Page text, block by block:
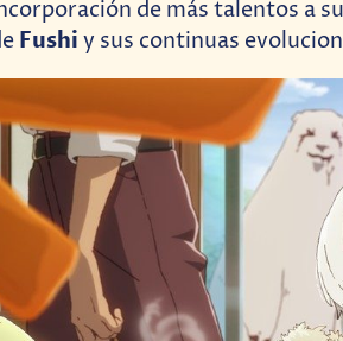
de más talentos a
Fushi y sus continuas